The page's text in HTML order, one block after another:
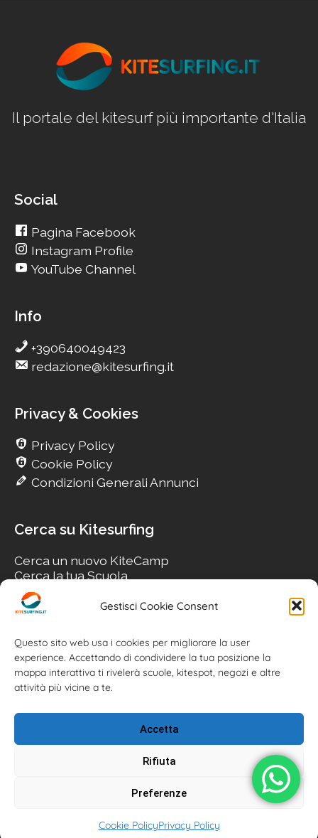
Gestisci Cookie Consent
Questo sito web usa i cookies per migliorare la user
experience. Accettando di condividere la tua posizione la
mappa interattiva ti rivelerà scuole, kitespot, negozi e altre
attività più vicine a te.
Accetta
Rifiuta
Preferenze
Cookie PolicyPrivacy Policy
Il portale del kitesurf più importante d'Italia
Social
Pagina Facebook
Instagram Profile
YouTube Channel
Info
+390640049423
redazione@kitesurfing.it
Privacy & Cookies
Privacy Policy
Cookie Policy
Condizioni Generali Annunci
Cerca su Kitesurfing
Cerca un nuovo KiteCamp
Cerca la tua Scuola
Cerca il tuo KiteSpot
Cerca Accommodation
Cerca il tuo Usato
Kitesurfing powered by Associazione Kitesurf Italiana